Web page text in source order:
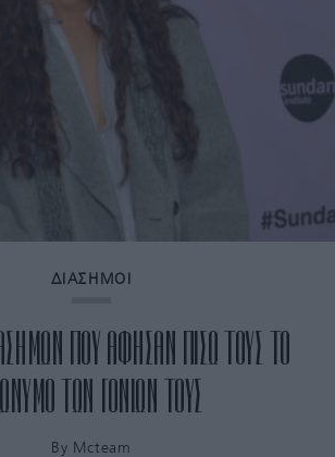
ΔΙΑΣΗΜΟΙ
ΠΟΥ ΑΦΗΣΑΝ ΠΙΣΩ ΤΟΥΣ ΤΟ
ΤΩΝ ΓΟΝΙΩΝ ΤΟΥΣ
By Mcteam